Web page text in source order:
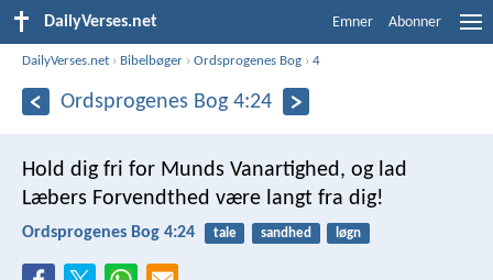
DailyVerses.net Emner Abonner
DailyVerses.net › Bibelbøger ›Ordsprogenes Bog ›4
Ordsprogenes Bog 4:24
Hold dig fri for Munds Vanartighed, og lad
Læbers Forvendthed være langt fra dig!
Ordsprogenes Bog 4:24 tale sandhed løgn